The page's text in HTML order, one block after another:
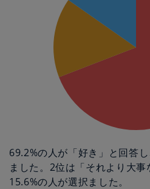
69.2%の人が「好き」と回答
ました。2位は「それより大
15.6%の人が選択ました。